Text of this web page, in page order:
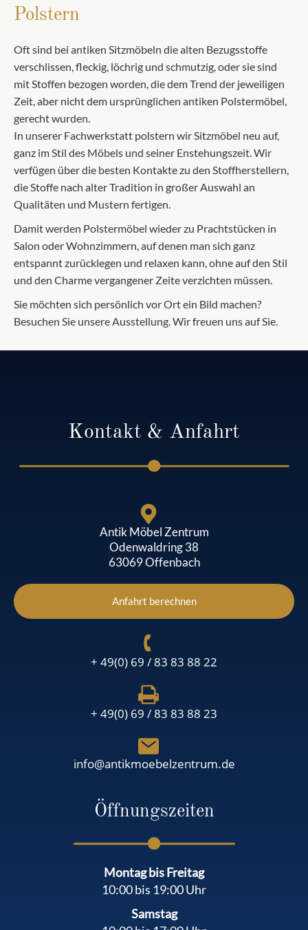
Polstern
Oft sind bei antiken Sitzmöbeln die alten Bezugsstoffe
verschlissen, fleckig, löchrig und schmutzig, oder sie sind
mit Stoffen bezogen worden, die dem Trend der jeweiligen
Zeit, aber nicht dem ursprünglichen antiken Polstermöbel,
gerecht wurden.
In unserer Fachwerkstatt polstern wir Sitzmöbel neu auf,
ganz im Stil des Möbels und seiner Enstehungszeit. Wir
verfügen über die besten Kontakte zu den Stoffherstellern,
die Stoffe nach alter Tradition in großer Auswahl an
Qualitäten und Mustern fertigen.
Damit werden Polstermöbel wieder zu Prachtstücken in
Salon oder Wohnzimmern, auf denen man sich ganz
entspannt zurücklegen und relaxen kann, ohne auf den Stil
und den Charme vergangener Zeite verzichten müssen.
Sie möchten sich persönlich vor Ort ein Bild machen?
Besuchen Sie unsere Ausstellung. Wir freuen uns auf Sie.
Kontakt & Anfahrt
Antik Möbel Zentrum
Odenwaldring 38
63069 Offenbach
Anfahrt berechnen
+ 49(0) 69 / 83 83 88 22
+ 49(0) 69 / 83 83 88 23
info@antikmoebelzentrum.de
Öffnungszeiten
Montag bis Freitag
10:00 bis 19:00 Uhr
Samstag